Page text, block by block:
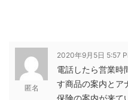
匿名
2020年9月5日 5:57
電話したら営業時
す商品の案内とア
保険の案内が来て